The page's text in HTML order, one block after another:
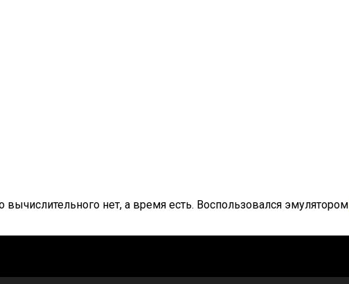
нет, а время есть. Воспользовался эмулятором